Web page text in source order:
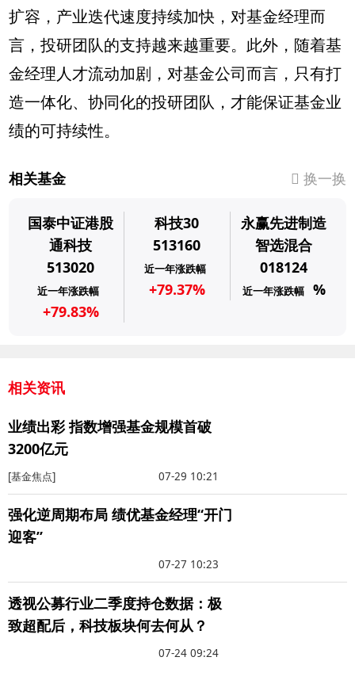
扩容，产业迭代速度持续加快，对基金经理而
言，投研团队的支持越来越重要。此外，随着基
金经理人才流动加剧，对基金公司而言，只有打
造一体化、协同化的投研团队，才能保证基金业
绩的可持续性。
相关基金 换一换
国泰中证港股
通科技
513020
近一年涨跌幅
+79.83%
科技30
513160
近一年涨跌幅
+79.37%
永赢先进制造
智选混合
018124
近一年涨跌幅 %
相关资讯
业绩出彩 指数增强基金规模首破
3200亿元
[基金焦点] 07-29 10:21
强化逆周期布局 绩优基金经理“开门
迎客”
07-27 10:23
透视公募行业二季度持仓数据：极
致超配后，科技板块何去何从？
07-24 09:24